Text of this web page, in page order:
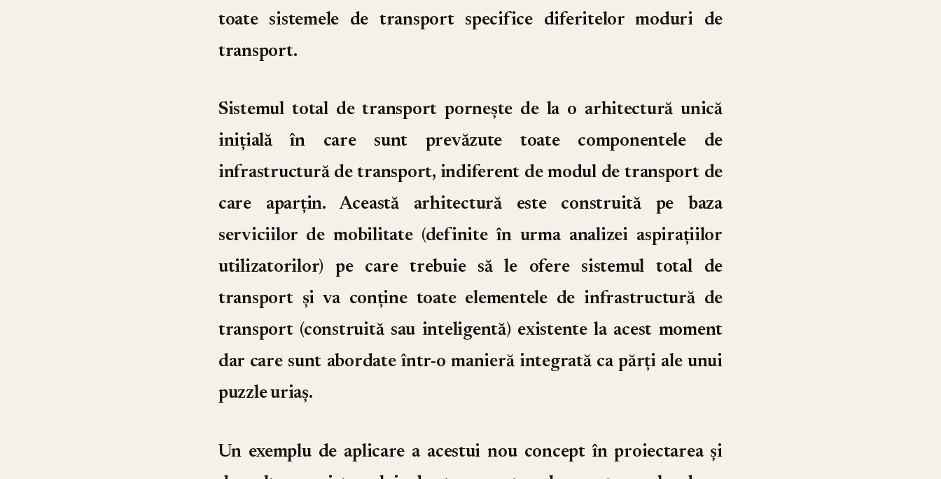
toate sistemele de transport specifice diferitelor moduri de
transport.
Sistemul total de transport pornește de la o arhitectură unică
inițială în care sunt prevăzute toate componentele de
infrastructură de transport, indiferent de modul de transport de
care aparțin. Această arhitectură este construită pe baza
serviciilor de mobilitate (definite în urma analizei aspirațiilor
utilizatorilor) pe care trebuie să le ofere sistemul total de
transport și va conține toate elementele de infrastructură de
transport (construită sau inteligentă) existente la acest moment
dar care sunt abordate într-o manieră integrată ca părți ale unui
puzzle uriaș.
Un exemplu de aplicare a acestui nou concept în proiectarea și